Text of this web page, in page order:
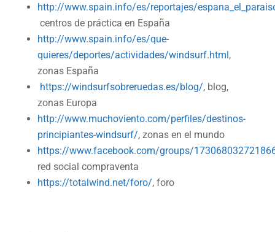
http://www.spain.info/es/reportajes/
centros de práctica en España
http://www.spain.info/es/que-
quieres/deportes/actividades/windsurf.html,
zonas España
https://windsurfsobreruedas.es/blog/, blog,
zonas Europa
http://www.muchoviento.com/perfiles/destinos-
principiantes-windsurf/, zonas en el mundo
https://www.facebook.com/groups/
red social compraventa
https://totalwind.net/foro/, foro